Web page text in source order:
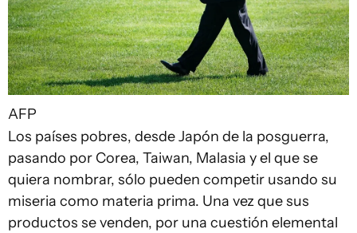
AFP
Los países pobres, desde Japón de la posguerra,
pasando por Corea, Taiwan, Malasia y el que se
quiera nombrar, sólo pueden competir usando su
miseria como materia prima. Una vez que sus
productos se venden, por una cuestión elemental